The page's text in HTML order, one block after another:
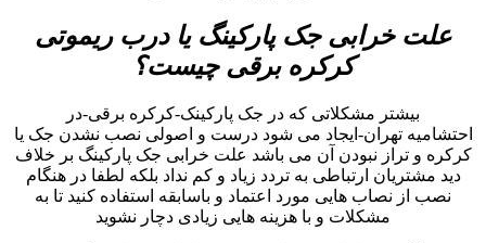
علت خرابی جک پارکینگ یا درب ریموتی
کرکره برقی چیست؟
بیشتر مشکلاتی که در جک پارکینک-کرکره برقی-در
احتشامیه تهران-ایجاد می شود درست و اصولی نصب نشدن جک یا
کرکره و تراز نبودن آن می باشد علت خرابی جک پارکینگ بر خلاف
دید مشتریان ارتباطی به تردد زیاد و کم نداد بلکه لطفا در هنگام
نصب از نصاب هایی مورد اعتماد و باسابقه استفاده کنید تا به
مشکلات و با هزینه هایی زیادی دچار نشوید